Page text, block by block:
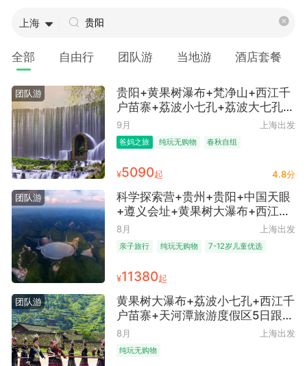
上海
全部 自由行 团队游 当地游 酒店套餐
团队游
贵阳+黄果树瀑布+梵净山+西江千
户苗寨+荔波小七孔+荔波大七孔景
区+镇远古城6日5晚跟团游 ● 春秋
自组纯玩 10人成团 荔波1晚升级网
评四钻酒店+西江1晚景区内 体验苗
家打糍粑+赠送旅行三件套
9月 上海出发
爸妈之旅 纯玩无购物 春秋自组
¥5090起 4.8分
团队游
科学探索营+贵州+贵阳+中国天眼
+遵义会址+黄果树大瀑布+西江千
户苗寨+青岩古镇6日跟团游 ● 纯
玩·一单一团 2人至6人独立精致团
享4人起每位立减2000元/人 纯玩
无购物 导游提供7至12岁学龄儿童
天文+红色+地质+民俗研学讲解服
务
8月 上海出发
亲子旅行 纯玩无购物 7-12岁儿童优选
¥11380起
团队游
黄果树大瀑布+荔波小七孔+西江千
户苗寨+天河潭旅游度假区5日跟团
游 ● 28人纯玩团丨横排2+1座保姆
车+ 3晚网评四钻酒店+1晚西江特
色客栈+3顿特色餐
8月 上海出发
纯玩无购物